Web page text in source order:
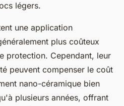
légers.
une application
plus coûteux
protection. Cependant, leur
peuvent compenser le coût
nano-céramique bien
plusieurs années, offrant